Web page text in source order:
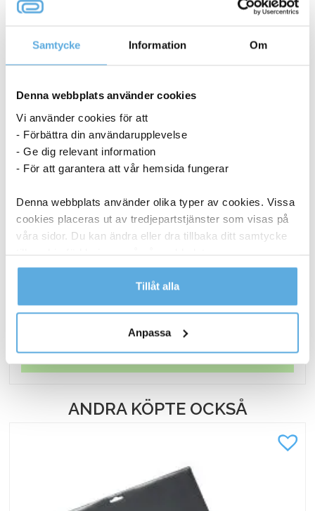
Samtycke Information Om
Denna webbplats använder cookies
Vi använder cookies för att
- Förbättra din användarupplevelse
- Ge dig relevant information
- För att garantera att vår hemsida fungerar
Denna webbplats använder olika typer av cookies. Vissa
cookies placeras ut av tredjepartstjänster som visas på
våra sidor. Du kan ändra eller dra tillbaka ditt samtycke
Läs mer i vår integritetspolicy om vilka vi är, hur du
kontaktar oss och på vilket sätt vi behandlar
Tillåt alla
Anpassa
Bläckpatron Brother 5000sid BTD180C Cyan
99,94kr
5000sid
BTD180C
I lager
ANDRA KÖPTE OCKSÅ